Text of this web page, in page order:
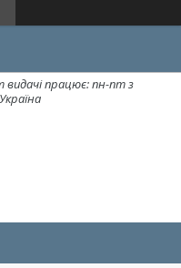
видачі працює: пн-пт з